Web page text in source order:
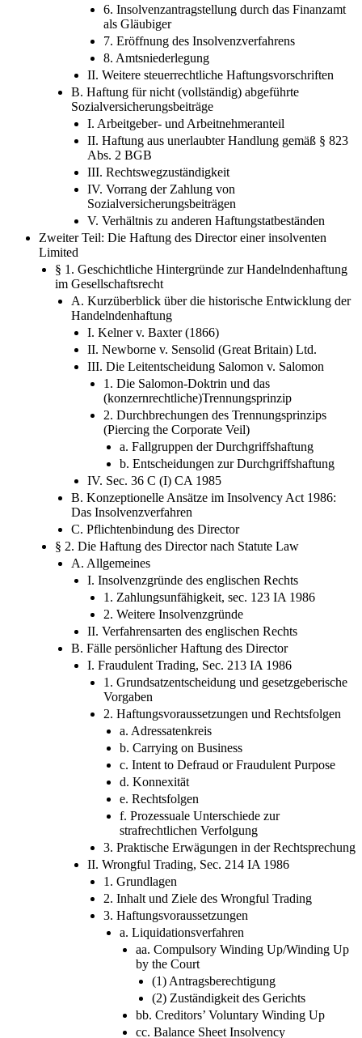
6. Insolvenzantragstellung durch das Finanzamt
als Gläubiger
7. Eröffnung des Insolvenzverfahrens
8. Amtsniederlegung
II. Weitere steuerrechtliche Haftungsvorschriften
B. Haftung für nicht (vollständig) abgeführte
Sozialversicherungsbeiträge
I. Arbeitgeber- und Arbeitnehmeranteil
II. Haftung aus unerlaubter Handlung gemäß § 823
Abs. 2 BGB
III. Rechtswegzuständigkeit
IV. Vorrang der Zahlung von
Sozialversicherungsbeiträgen
V. Verhältnis zu anderen Haftungstatbeständen
Zweiter Teil: Die Haftung des Director einer insolventen
Limited
§ 1. Geschichtliche Hintergründe zur Handelndenhaftung
im Gesellschaftsrecht
A. Kurzüberblick über die historische Entwicklung der
Handelndenhaftung
I. Kelner v. Baxter (1866)
II. Newborne v. Sensolid (Great Britain) Ltd.
III. Die Leitentscheidung Salomon v. Salomon
1. Die Salomon-Doktrin und das
(konzernrechtliche)Trennungsprinzip
2. Durchbrechungen des Trennungsprinzips
(Piercing the Corporate Veil)
a. Fallgruppen der Durchgriffshaftung
b. Entscheidungen zur Durchgriffshaftung
IV. Sec. 36 C (I) CA 1985
B. Konzeptionelle Ansätze im Insolvency Act 1986:
Das Insolvenzverfahren
C. Pflichtenbindung des Director
§ 2. Die Haftung des Director nach Statute Law
A. Allgemeines
I. Insolvenzgründe des englischen Rechts
1. Zahlungsunfähigkeit, sec. 123 IA 1986
2. Weitere Insolvenzgründe
II. Verfahrensarten des englischen Rechts
B. Fälle persönlicher Haftung des Director
I. Fraudulent Trading, Sec. 213 IA 1986
1. Grundsatzentscheidung und gesetzgeberische
Vorgaben
2. Haftungsvoraussetzungen und Rechtsfolgen
a. Adressatenkreis
b. Carrying on Business
c. Intent to Defraud or Fraudulent Purpose
d. Konnexität
e. Rechtsfolgen
f. Prozessuale Unterschiede zur
strafrechtlichen Verfolgung
3. Praktische Erwägungen in der Rechtsprechung
II. Wrongful Trading, Sec. 214 IA 1986
1. Grundlagen
2. Inhalt und Ziele des Wrongful Trading
3. Haftungsvoraussetzungen
a. Liquidationsverfahren
aa. Compulsory Winding Up/Winding Up
by the Court
(1) Antragsberechtigung
(2) Zuständigkeit des Gerichts
bb. Creditors’ Voluntary Winding Up
cc. Balance Sheet Insolvency